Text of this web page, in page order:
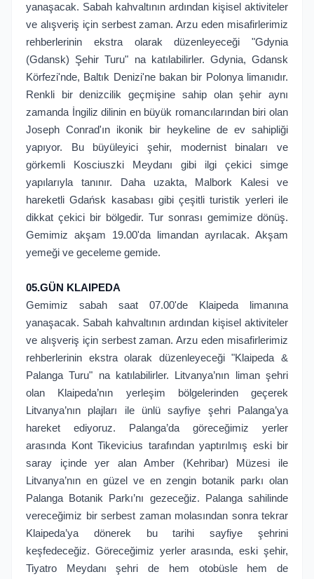
yanaşacak. Sabah kahvaltının ardından kişisel aktiviteler
ve alışveriş için serbest zaman. Arzu eden misafirlerimiz
rehberlerinin ekstra olarak düzenleyeceği "Gdynia
(Gdansk) Şehir Turu" na katılabilirler. Gdynia, Gdansk
Körfezi'nde, Baltık Denizi'ne bakan bir Polonya limanıdır.
Renkli bir denizcilik geçmişine sahip olan şehir aynı
zamanda İngiliz dilinin en büyük romancılarından biri olan
Joseph Conrad'ın ikonik bir heykeline de ev sahipliği
yapıyor. Bu büyüleyici şehir, modernist binaları ve
görkemli Kosciuszki Meydanı gibi ilgi çekici simge
yapılarıyla tanınır. Daha uzakta, Malbork Kalesi ve
hareketli Gdańsk kasabası gibi çeşitli turistik yerleri ile
dikkat çekici bir bölgedir. Tur sonrası gemimize dönüş.
Gemimiz akşam 19.00'da limandan ayrılacak. Akşam
yemeği ve geceleme gemide.
05.GÜN KLAIPEDA
Gemimiz sabah saat 07.00'de Klaipeda limanına
yanaşacak. Sabah kahvaltının ardından kişisel aktiviteler
ve alışveriş için serbest zaman. Arzu eden misafirlerimiz
rehberlerinin ekstra olarak düzenleyeceği "Klaipeda &
Palanga Turu" na katılabilirler. Litvanya’nın liman şehri
olan Klaipeda’nın yerleşim bölgelerinden geçerek
Litvanya’nın plajları ile ünlü sayfiye şehri Palanga’ya
hareket ediyoruz. Palanga’da göreceğimiz yerler
arasında Kont Tikevicius tarafından yaptırılmış eski bir
saray içinde yer alan Amber (Kehribar) Müzesi ile
Litvanya’nın en güzel ve en zengin botanik parkı olan
Palanga Botanik Parkı’nı gezeceğiz. Palanga sahilinde
vereceğimiz bir serbest zaman molasından sonra tekrar
Klaipeda’ya dönerek bu tarihi sayfiye şehrini
keşfedeceğiz. Göreceğimiz yerler arasında, eski şehir,
Tiyatro Meydanı şehri de hem otobüsle hem de